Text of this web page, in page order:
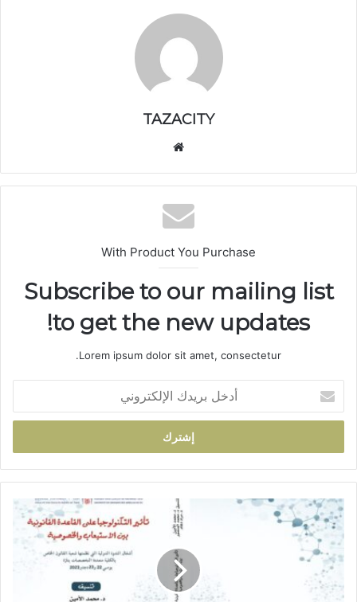
TAZACITY
الوي
ب
With Product You Purchase
Subscribe to our mailing list
to get the new updates!
Lorem ipsum dolor sit amet, consectetur.
خ
ب
ر
د
ك
ا
ل
ل
ق
ر
ي
ب
: